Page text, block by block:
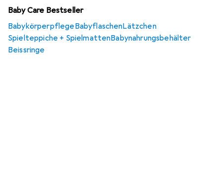
Baby Care Bestseller
BabykörperpflegeBabyflaschenLätzchen
Spielteppiche + SpielmattenBabynahrungsbehälter
Beissringe